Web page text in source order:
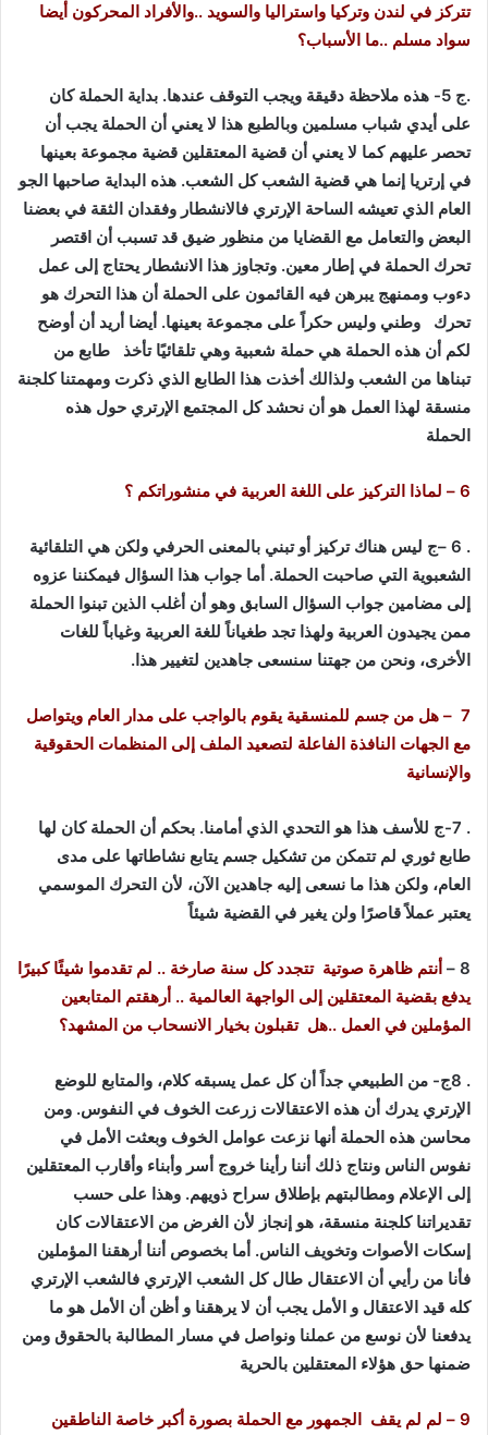
تتركز في لندن وتركيا واستراليا والسويد ..والأفراد المحركون أيضا
سواد مسلم ..ما الأسباب؟
.ج 5- هذه ملاحظة دقيقة ويجب التوقف عندها. بداية الحملة كان
على أيدي شباب مسلمين وبالطبع هذا لا يعني أن الحملة يجب أن
تحصر عليهم كما لا يعني أن قضية المعتقلين قضية مجموعة بعينها
في إرتريا إنما هي قضية الشعب كل الشعب. هذه البداية صاحبها الجو
العام الذي تعيشه الساحة الإرتري فالانشطار وفقدان الثقة في بعضنا
البعض والتعامل مع القضايا من منظور ضيق قد تسبب أن اقتصر
تحرك الحملة في إطار معين. وتجاوز هذا الانشطار يحتاج إلى عمل
دءوب وممنهج يبرهن فيه القائمون على الحملة أن هذا التحرك هو
تحرك وطني وليس حكراً على مجموعة بعينها. أيضا أريد أن أوضح
لكم أن هذه الحملة هي حملة شعبية وهي تلقائيًا تأخذ طابع من
تبناها من الشعب ولذالك أخذت هذا الطابع الذي ذكرت ومهمتنا كلجنة
منسقة لهذا العمل هو أن نحشد كل المجتمع الإرتري حول هذه
الحملة
6 – لماذا التركيز على اللغة العربية في منشوراتكم ؟
. 6 –ج ليس هناك تركيز أو تبني بالمعنى الحرفي ولكن هي التلقائية
الشعبوية التي صاحبت الحملة. أما جواب هذا السؤال فيمكننا عزوه
إلى مضامين جواب السؤال السابق وهو أن أغلب الذين تبنوا الحملة
ممن يجيدون العربية ولهذا تجد طغياناً للغة العربية وغياباً للغات
الأخرى، ونحن من جهتنا سنسعى جاهدين لتغيير هذا.
7 – هل من جسم للمنسقية يقوم بالواجب على مدار العام ويتواصل
مع الجهات النافذة الفاعلة لتصعيد الملف إلى المنظمات الحقوقية
والإنسانية
. 7-ج للأسف هذا هو التحدي الذي أمامنا. بحكم أن الحملة كان لها
طابع ثوري لم تتمكن من تشكيل جسم يتابع نشاطاتها على مدى
العام، ولكن هذا ما نسعى إليه جاهدين الآن، لأن التحرك الموسمي
يعتبر عملاً قاصرًا ولن يغير في القضية شيئاً
8 –
أنتم ظاهرة صوتية تتجدد كل سنة صارخة .. لم تقدموا شيئًا كبيرًا
يدفع بقضية المعتقلين إلى الواجهة العالمية .. أرهقتم المتابعين
المؤملين في العمل ..هل تقبلون بخيار الانسحاب من المشهد؟
. 8ج- من الطبيعي جداً أن كل عمل يسبقه كلام، والمتابع للوضع
الإرتري يدرك أن هذه الاعتقالات زرعت الخوف في النفوس. ومن
محاسن هذه الحملة أنها نزعت عوامل الخوف وبعثت الأمل في
نفوس الناس ونتاج ذلك أننا رأينا خروج أسر وأبناء وأقارب المعتقلين
إلى الإعلام ومطالبتهم بإطلاق سراح ذويهم. وهذا على حسب
تقديراتنا كلجنة منسقة، هو إنجاز لأن الغرض من الاعتقالات كان
إسكات الأصوات وتخويف الناس. أما بخصوص أننا أرهقنا المؤملين
فأنا من رأيي أن الاعتقال طال كل الشعب الإرتري فالشعب الإرتري
كله قيد الاعتقال و الأمل يجب أن لا يرهقنا و أظن أن الأمل هو ما
يدفعنا لأن نوسع من عملنا ونواصل في مسار المطالبة بالحقوق ومن
ضمنها حق هؤلاء المعتقلين بالحرية
9 – لم لم يقف الجمهور مع الحملة بصورة أكبر خاصة الناطقين